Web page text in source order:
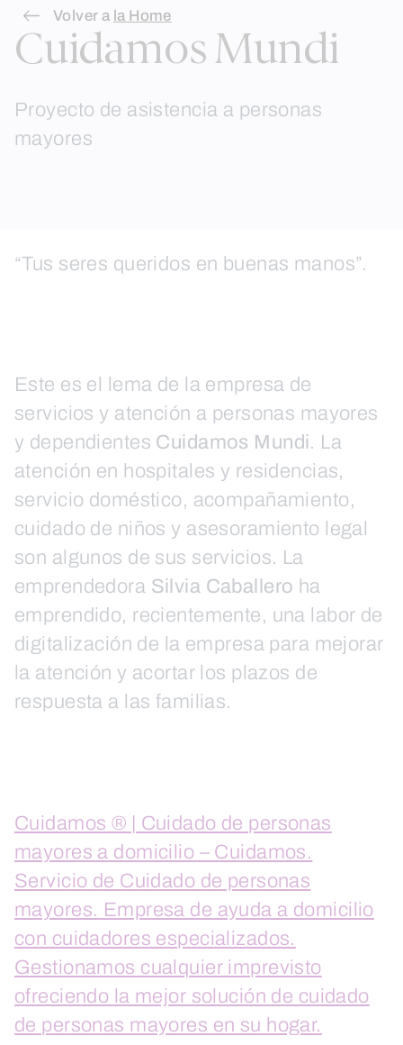
Skip
content
Volver a la Home
Cuidamos Mundi
Proyecto de asistencia a personas
mayores
“Tus seres queridos en buenas manos”.
Este es el lema de la empresa de
servicios y atención a personas mayores
y dependientes Cuidamos Mundi. La
atención en hospitales y residencias,
servicio doméstico, acompañamiento,
cuidado de niños y asesoramiento legal
son algunos de sus servicios. La
emprendedora Silvia Caballero ha
emprendido, recientemente, una labor de
digitalización de la empresa para mejorar
la atención y acortar los plazos de
respuesta a las familias.
Cuidamos ® | Cuidado de personas
mayores a domicilio – Cuidamos.
Servicio de Cuidado de personas
mayores. Empresa de ayuda a domicilio
con cuidadores especializados.
Gestionamos cualquier imprevisto
ofreciendo la mejor solución de cuidado
de personas mayores en su hogar.